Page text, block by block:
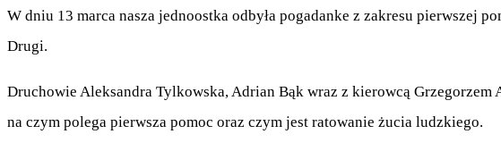
W dniu 13 marca nasza jednoostka odbyła pogadanke z zakresu pierwszej
Drugi.
Druchowie Aleksandra Tylkowska, Adrian Bąk wraz z kierowcą Grzegorzem
na czym polega pierwsza pomoc oraz czym jest ratowanie żucia ludzkiego.